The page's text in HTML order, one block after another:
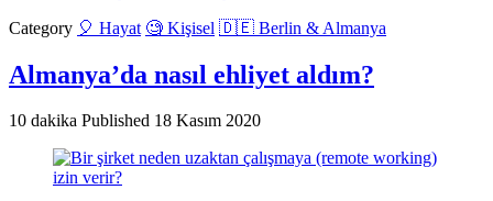
Category 🎈 Hayat 🧐 Kişisel 🇩🇪 Berlin & Almanya
Almanya’da nasıl ehliyet aldım?
10 dakika Published 18 Kasım 2020